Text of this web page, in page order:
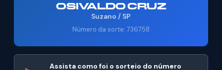
OSIVALDO CRUZ
Suzano / SP
Número da sorte: 736758
Assista como foi o sorteio do número